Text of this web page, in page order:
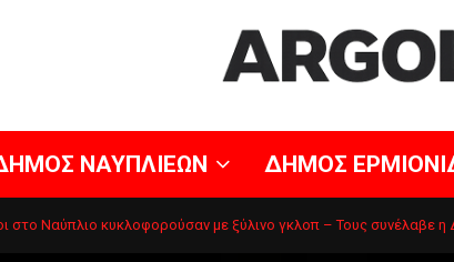
ΝΑΥΠΛΙΕΩΝ ΔΗΜΟΣ
στο Ναύπλιο κυκλοφορούσαν με ξύλινο γκλοπ – Τους συνέλαβε η